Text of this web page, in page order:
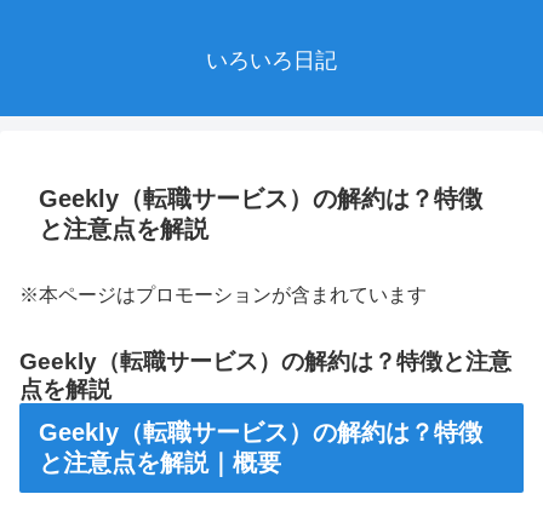
いろいろ日記
Geekly（転職サービス）の解約は？特徴
と注意点を解説
※本ページはプロモーションが含まれています
Geekly（転職サービス）の解約は？特徴と注意
点を解説
Geekly（転職サービス）の解約は？特徴
と注意点を解説｜概要